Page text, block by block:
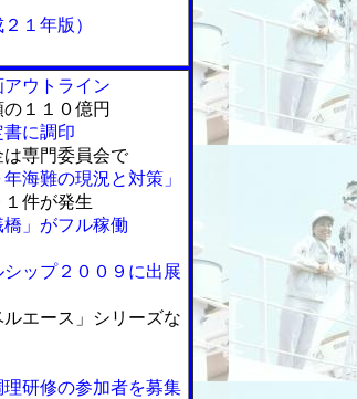
１年版）
アウトライン
１１０億円
書に調印
専門委員会で
海難の現況と対策」
件が発生
橋」がフル稼働
ップ２００９に出展
エース」シリーズな
理研修の参加者を募集